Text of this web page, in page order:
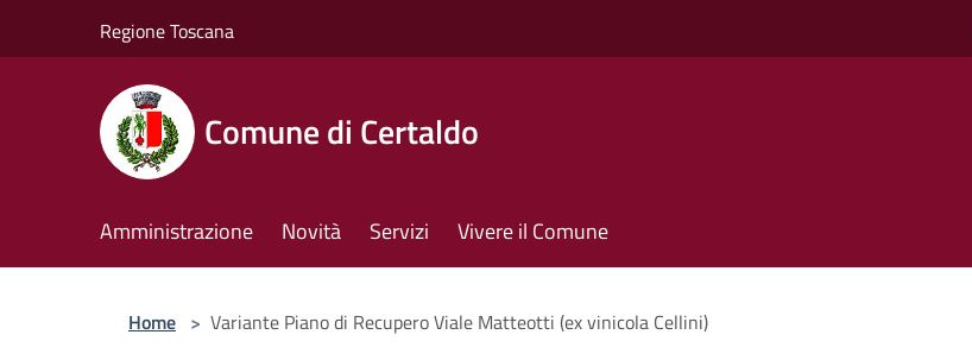
Regione Toscana
Comune di Certaldo
Amministrazione Novità Servizi Vivere il Comune
Home > Variante Piano di Recupero Viale Matteotti (ex vinicola Cellini)